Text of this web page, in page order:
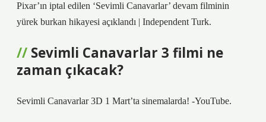
Pixar’ın iptal edilen ‘Sevimli Canavarlar’ devam filminin
yürek burkan hikayesi açıklandı | Independent Turk.
Sevimli Canavarlar 3 filmi ne
zaman çıkacak?
Sevimli Canavarlar 3D 1 Mart’ta sinemalarda! -YouTube.